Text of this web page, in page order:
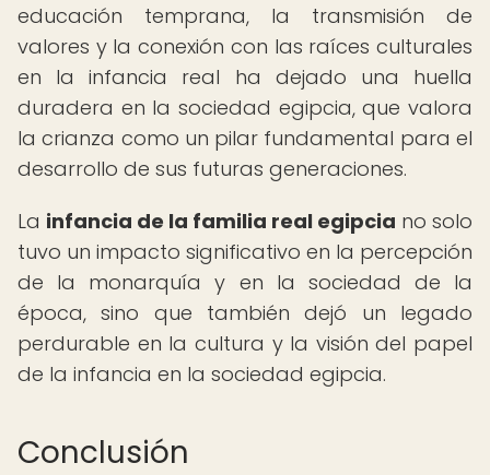
educación temprana, la transmisión de
valores y la conexión con las raíces culturales
en la infancia real ha dejado una huella
duradera en la sociedad egipcia, que valora
la crianza como un pilar fundamental para el
desarrollo de sus futuras generaciones.
La infancia de la familia real egipcia no solo
tuvo un impacto significativo en la percepción
de la monarquía y en la sociedad de la
época, sino que también dejó un legado
perdurable en la cultura y la visión del papel
de la infancia en la sociedad egipcia.
Conclusión